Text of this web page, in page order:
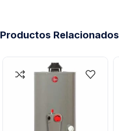
Productos Relacionados